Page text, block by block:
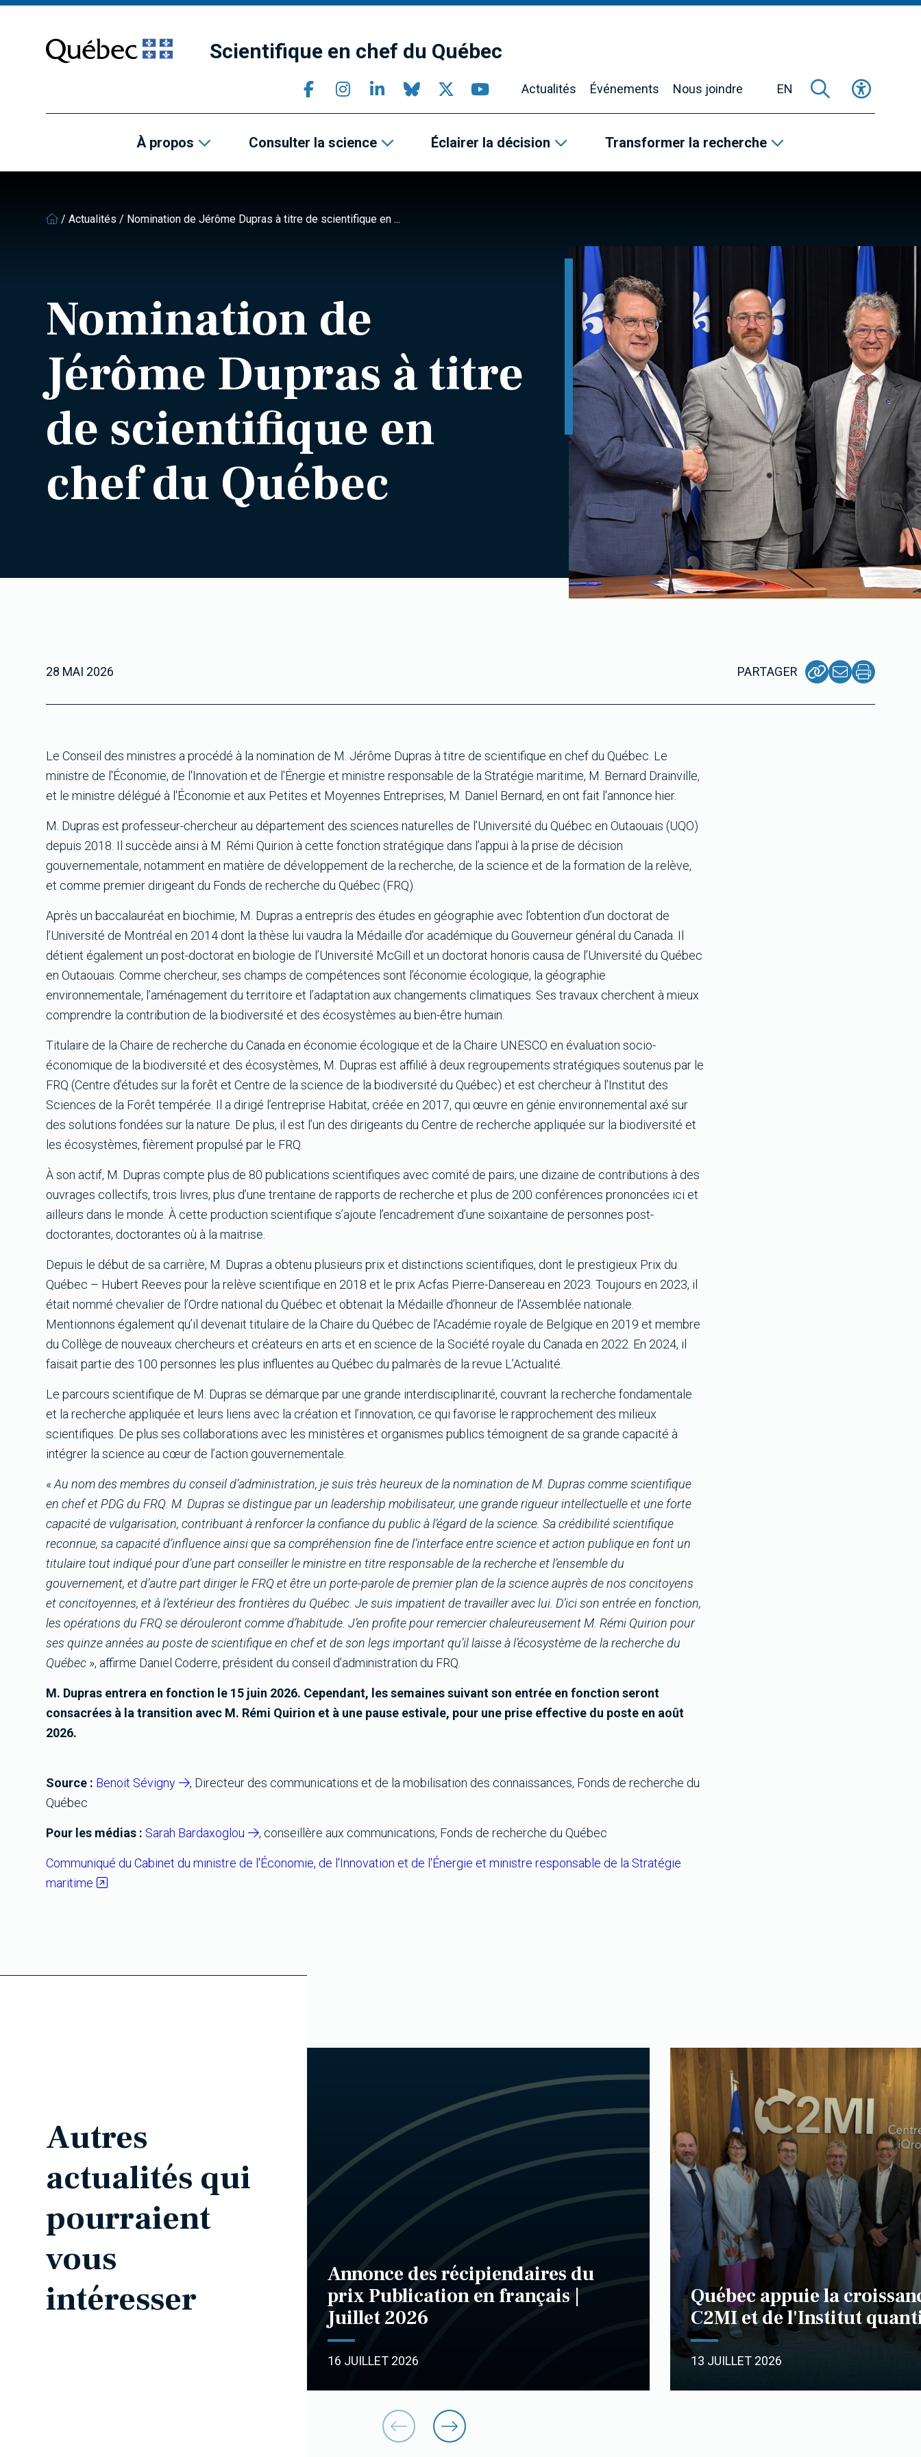
contenu
principal
Scientifique en chef du Québec
Actualités Événements Nous joindre EN
À propos Consulter la science Éclairer la décision Transformer la recherche
/Actualités / Nomination de Jérôme Dupras à titre de scientifique en ...
Nomination de
Jérôme Dupras à titre
de scientifique en
chef du Québec
28 MAI 2026 PARTAGER
Le Conseil des ministres a procédé à la nomination de M. Jérôme Dupras à titre de scientifique en chef du Québec. Le
ministre de l'Économie, de l'Innovation et de l'Énergie et ministre responsable de la Stratégie maritime, M. Bernard Drainville,
et le ministre délégué à l'Économie et aux Petites et Moyennes Entreprises, M. Daniel Bernard, en ont fait l'annonce hier.
M. Dupras est professeur-chercheur au département des sciences naturelles de l’Université du Québec en Outaouais (UQO)
depuis 2018. Il succède ainsi à M. Rémi Quirion à cette fonction stratégique dans l’appui à la prise de décision
gouvernementale, notamment en matière de développement de la recherche, de la science et de la formation de la relève,
et comme premier dirigeant du Fonds de recherche du Québec (FRQ).
Après un baccalauréat en biochimie, M. Dupras a entrepris des études en géographie avec l’obtention d’un doctorat de
l’Université de Montréal en 2014 dont la thèse lui vaudra la Médaille d’or académique du Gouverneur général du Canada. Il
détient également un post-doctorat en biologie de l’Université McGill et un doctorat honoris causa de l’Université du Québec
en Outaouais. Comme chercheur, ses champs de compétences sont l’économie écologique, la géographie
environnementale, l’aménagement du territoire et l’adaptation aux changements climatiques. Ses travaux cherchent à mieux
comprendre la contribution de la biodiversité et des écosystèmes au bien-être humain.
Titulaire de la Chaire de recherche du Canada en économie écologique et de la Chaire UNESCO en évaluation socio-
économique de la biodiversité et des écosystèmes, M. Dupras est affilié à deux regroupements stratégiques soutenus par le
FRQ (Centre d’études sur la forêt et Centre de la science de la biodiversité du Québec) et est chercheur à l’Institut des
Sciences de la Forêt tempérée. Il a dirigé l’entreprise Habitat, créée en 2017, qui œuvre en génie environnemental axé sur
des solutions fondées sur la nature. De plus, il est l’un des dirigeants du Centre de recherche appliquée sur la biodiversité et
les écosystèmes, fièrement propulsé par le FRQ.
À son actif, M. Dupras compte plus de 80 publications scientifiques avec comité de pairs, une dizaine de contributions à des
ouvrages collectifs, trois livres, plus d’une trentaine de rapports de recherche et plus de 200 conférences prononcées ici et
ailleurs dans le monde. À cette production scientifique s’ajoute l’encadrement d’une soixantaine de personnes post-
doctorantes, doctorantes où à la maitrise.
Depuis le début de sa carrière, M. Dupras a obtenu plusieurs prix et distinctions scientifiques, dont le prestigieux Prix du
Québec – Hubert Reeves pour la relève scientifique en 2018 et le prix Acfas Pierre-Dansereau en 2023. Toujours en 2023, il
était nommé chevalier de l’Ordre national du Québec et obtenait la Médaille d’honneur de l’Assemblée nationale.
Mentionnons également qu’il devenait titulaire de la Chaire du Québec de l’Académie royale de Belgique en 2019 et membre
du Collège de nouveaux chercheurs et créateurs en arts et en science de la Société royale du Canada en 2022. En 2024, il
faisait partie des 100 personnes les plus influentes au Québec du palmarès de la revue L’Actualité.
Le parcours scientifique de M. Dupras se démarque par une grande interdisciplinarité, couvrant la recherche fondamentale
et la recherche appliquée et leurs liens avec la création et l’innovation, ce qui favorise le rapprochement des milieux
scientifiques. De plus ses collaborations avec les ministères et organismes publics témoignent de sa grande capacité à
intégrer la science au cœur de l’action gouvernementale.
«Au nom des membres du conseil d’administration, je suis très heureux de la nomination de M. Dupras comme scientifique
en chef et PDG du FRQ. M. Dupras se distingue par un leadership mobilisateur, une grande rigueur intellectuelle et une forte
capacité de vulgarisation, contribuant à renforcer la confiance du public à l’égard de la science. Sa crédibilité scientifique
reconnue, sa capacité d’influence ainsi que sa compréhension fine de l’interface entre science et action publique en font un
titulaire tout indiqué pour d’une part conseiller le ministre en titre responsable de la recherche et l’ensemble du
gouvernement, et d’autre part diriger le FRQ et être un porte-parole de premier plan de la science auprès de nos concitoyens
et concitoyennes, et à l’extérieur des frontières du Québec. Je suis impatient de travailler avec lui. D’ici son entrée en fonction,
les opérations du FRQ se dérouleront comme d’habitude. J’en profite pour remercier chaleureusement M. Rémi Quirion pour
ses quinze années au poste de scientifique en chef et de son legs important qu’il laisse à l’écosystème de la recherche du
Québec », affirme Daniel Coderre, président du conseil d’administration du FRQ.
M. Dupras entrera en fonction le 15 juin 2026. Cependant, les semaines suivant son entrée en fonction seront
consacrées à la transition avec M. Rémi Quirion et à une pause estivale, pour une prise effective du poste en août
2026.
Source : Benoit Sévigny
, Directeur des communications et de la mobilisation des connaissances, Fonds de recherche du
Québec
Pour les médias : Sarah Bardaxoglou , conseillère aux communications, Fonds de recherche du Québec
Communiqué du Cabinet du ministre de l'Économie, de l'Innovation et de l'Énergie et ministre responsable de la Stratégie
maritime
Autres
actualités qui
pourraient
vous
intéresser
Annonce des récipiendaires du
prix Publication en français |
Juillet 2026
16 JUILLET 2026
Québec appuie la
C2MI et de l'Institut
13 JUILLET 2026